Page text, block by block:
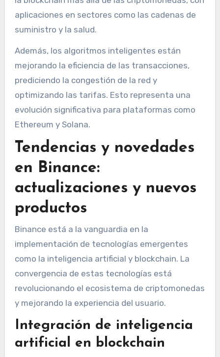
aplicaciones en sectores como las cadenas de
suministro y la salud.
Además, los algoritmos inteligentes están
mejorando la eficiencia de las transacciones,
prediciendo la congestión de la red y
optimizando las tarifas. Esto representa una
evolución significativa para plataformas como
Ethereum y Solana.
Tendencias y novedades
en Binance:
actualizaciones y nuevos
productos
Binance está a la vanguardia en la
implementación de tecnologías emergentes
como la inteligencia artificial y blockchain. La
convergencia de estas tecnologías está
revolucionando el ecosistema de criptomonedas
y mejorando la experiencia del usuario.
Integración de inteligencia
artificial en blockchain